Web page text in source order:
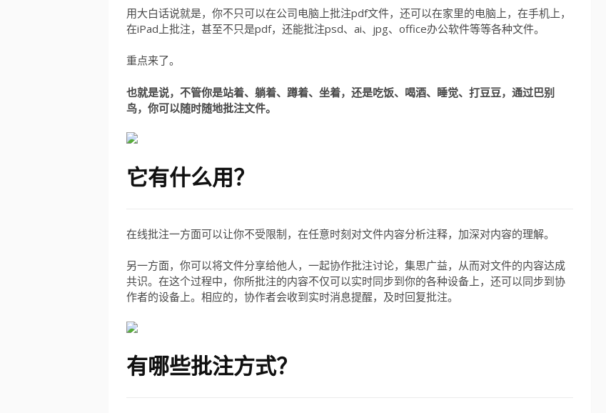
用大白话说就是，你不只可以在公司电脑上批注pdf文件，还可以在家里的电脑上，在手机上，
在iPad上批注，甚至不只是pdf，还能批注psd、ai、jpg、office办公软件等等各种文件。
重点来了。
也就是说，不管你是站着、躺着、蹲着、坐着，还是吃饭、喝酒、睡觉、打豆豆，通过巴别
鸟，你可以随时随地批注文件。
它有什么用？
在线批注一方面可以让你不受限制，在任意时刻对文件内容分析注释，加深对内容的理解。
另一方面，你可以将文件分享给他人，一起协作批注讨论，集思广益，从而对文件的内容达成
共识。在这个过程中，你所批注的内容不仅可以实时同步到你的各种设备上，还可以同步到协
作者的设备上。相应的，协作者会收到实时消息提醒，及时回复批注。
有哪些批注方式？